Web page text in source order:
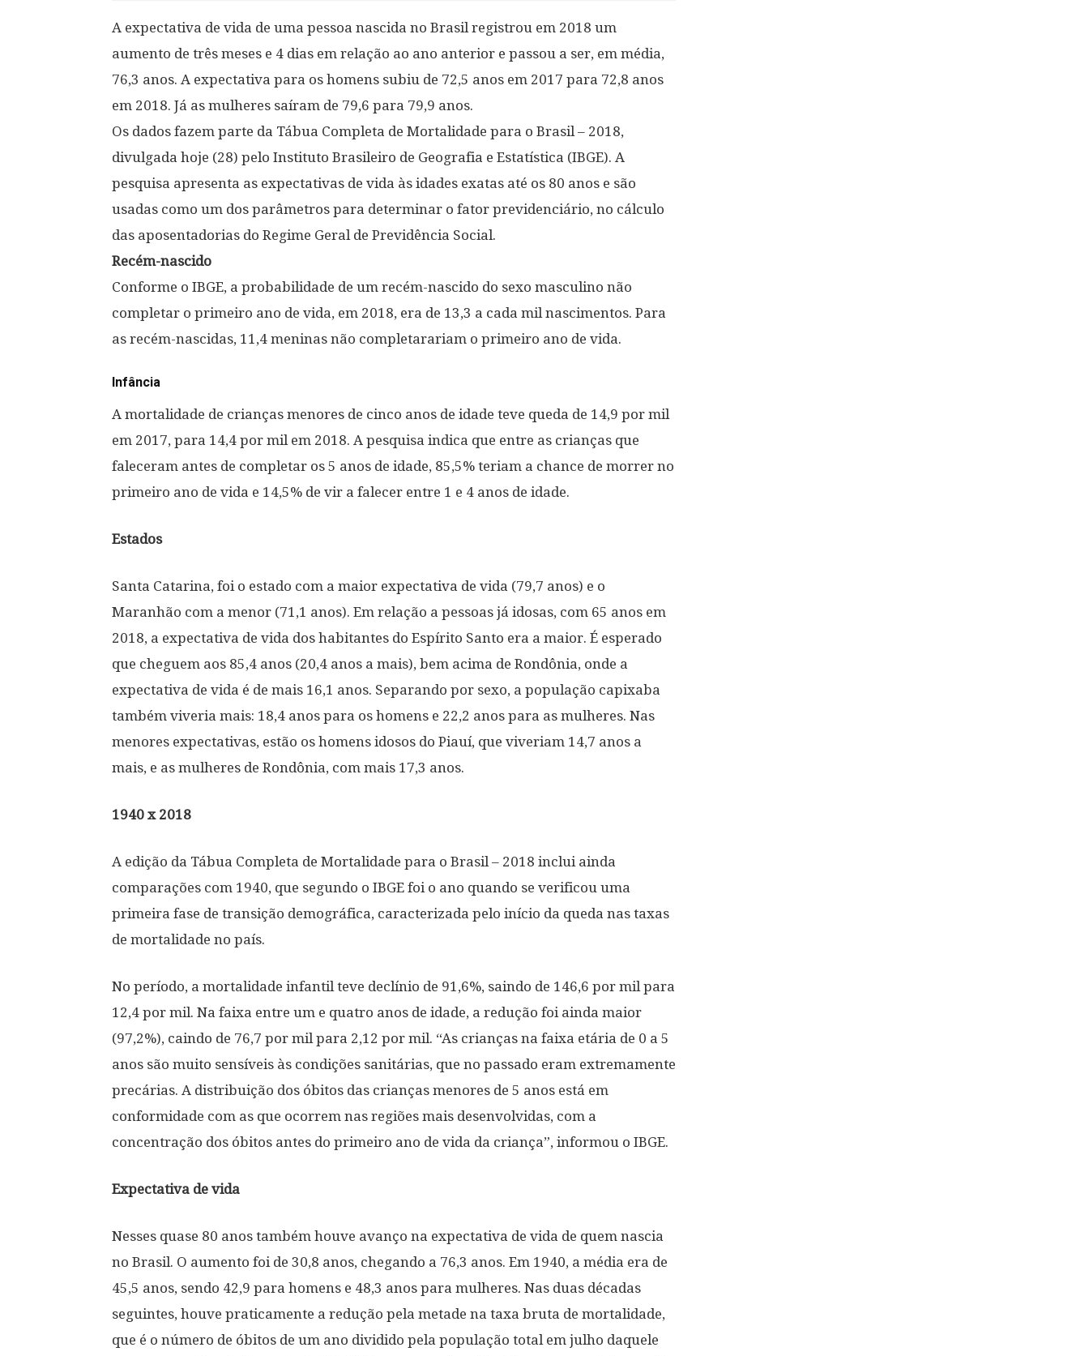
A expectativa de vida de uma pessoa nascida no Brasil registrou em 2018 um
aumento de três meses e 4 dias em relação ao ano anterior e passou a ser, em média,
76,3 anos. A expectativa para os homens subiu de 72,5 anos em 2017 para 72,8 anos
em 2018. Já as mulheres saíram de 79,6 para 79,9 anos.
Os dados fazem parte da Tábua Completa de Mortalidade para o Brasil – 2018,
divulgada hoje (28) pelo Instituto Brasileiro de Geografia e Estatística (IBGE). A
pesquisa apresenta as expectativas de vida às idades exatas até os 80 anos e são
usadas como um dos parâmetros para determinar o fator previdenciário, no cálculo
das aposentadorias do Regime Geral de Previdência Social.
Recém-nascido
Conforme o IBGE, a probabilidade de um recém-nascido do sexo masculino não
completar o primeiro ano de vida, em 2018, era de 13,3 a cada mil nascimentos. Para
as recém-nascidas, 11,4 meninas não completarariam o primeiro ano de vida.
Infância
A mortalidade de crianças menores de cinco anos de idade teve queda de 14,9 por mil
em 2017, para 14,4 por mil em 2018. A pesquisa indica que entre as crianças que
faleceram antes de completar os 5 anos de idade, 85,5% teriam a chance de morrer no
primeiro ano de vida e 14,5% de vir a falecer entre 1 e 4 anos de idade.
Estados
Santa Catarina, foi o estado com a maior expectativa de vida (79,7 anos) e o
Maranhão com a menor (71,1 anos). Em relação a pessoas já idosas, com 65 anos em
2018, a expectativa de vida dos habitantes do Espírito Santo era a maior. É esperado
que cheguem aos 85,4 anos (20,4 anos a mais), bem acima de Rondônia, onde a
expectativa de vida é de mais 16,1 anos. Separando por sexo, a população capixaba
também viveria mais: 18,4 anos para os homens e 22,2 anos para as mulheres. Nas
menores expectativas, estão os homens idosos do Piauí, que viveriam 14,7 anos a
mais, e as mulheres de Rondônia, com mais 17,3 anos.
1940 x 2018
A edição da Tábua Completa de Mortalidade para o Brasil – 2018 inclui ainda
comparações com 1940, que segundo o IBGE foi o ano quando se verificou uma
primeira fase de transição demográfica, caracterizada pelo início da queda nas taxas
de mortalidade no país.
No período, a mortalidade infantil teve declínio de 91,6%, saindo de 146,6 por mil para
12,4 por mil. Na faixa entre um e quatro anos de idade, a redução foi ainda maior
(97,2%), caindo de 76,7 por mil para 2,12 por mil. “As crianças na faixa etária de 0 a 5
anos são muito sensíveis às condições sanitárias, que no passado eram extremamente
precárias. A distribuição dos óbitos das crianças menores de 5 anos está em
conformidade com as que ocorrem nas regiões mais desenvolvidas, com a
concentração dos óbitos antes do primeiro ano de vida da criança”, informou o IBGE.
Expectativa de vida
Nesses quase 80 anos também houve avanço na expectativa de vida de quem nascia
no Brasil. O aumento foi de 30,8 anos, chegando a 76,3 anos. Em 1940, a média era de
45,5 anos, sendo 42,9 para homens e 48,3 anos para mulheres. Nas duas décadas
seguintes, houve praticamente a redução pela metade na taxa bruta de mortalidade,
que é o número de óbitos de um ano dividido pela população total em julho daquele